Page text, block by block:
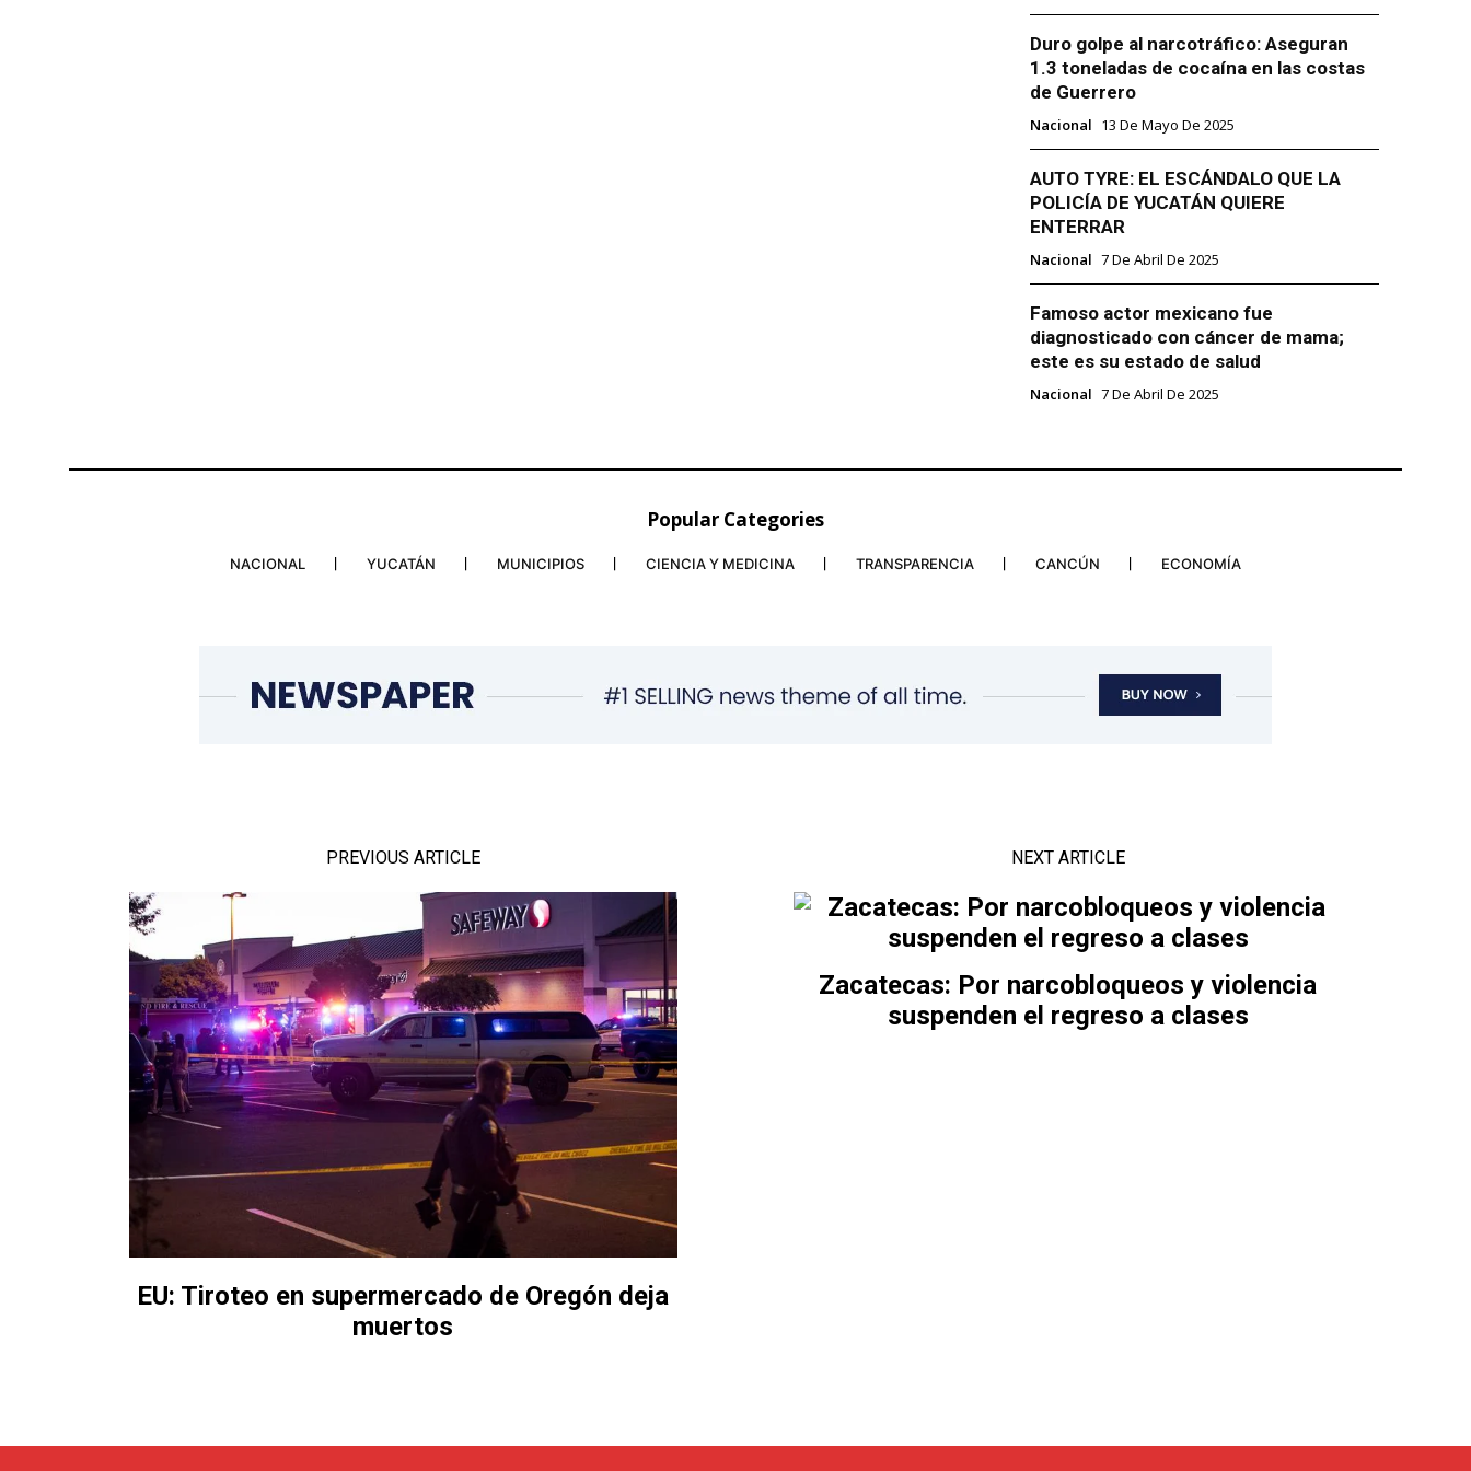
Duro golpe al narcotráfico: Aseguran
1.3 toneladas de cocaína en las costas
de Guerrero
Nacional 13 De Mayo De 2025
AUTO TYRE: EL ESCÁNDALO QUE LA
POLICÍA DE YUCATÁN QUIERE
ENTERRAR
Nacional 7 De Abril De 2025
Famoso actor mexicano fue
diagnosticado con cáncer de mama;
este es su estado de salud
Nacional 7 De Abril De 2025
Popular Categories
NACIONAL YUCATÁN MUNICIPIOS CIENCIA Y MEDICINA TRANSPARENCIA CANCÚN ECONOMÍA
PREVIOUS ARTICLE
EU: Tiroteo en supermercado de Oregón deja
muertos
NEXT ARTICLE
Zacatecas: Por narcobloqueos y violencia
suspenden el regreso a clases